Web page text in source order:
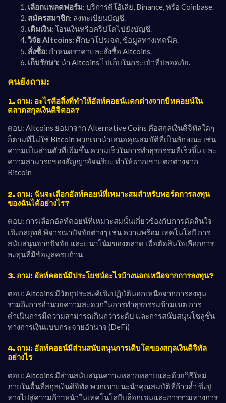
เลือกแพลตฟอร์ม: บริการดีโอ้เลีย, Binance, หรือ Coinbase.
สมัครสมาชิก: ลงทะเบียนบัญชี.
เติมเงิน: โอนเงินหรือคริปโตไปยังบัญชี.
วิจัย Altcoins: ศึกษาโปรเจค, ข้อมูลทางเทคนิค.
สั่งซื้อ: กำหนดราคาและสั่งซื้อ Altcoins.
เก็บรักษา: นำ Altcoins ไปเก็บในกระเป๋าที่ปลอดภัย.
คนยังถาม:
1. ถาม: อะไรคือสิ่งที่ทำให้อัลท์คอยน์แตกต่างจากบิทคอยน์ใน
ตลาดสกุลเงินดิจิตอล?
ตอบ: Altcoins ย่อมาจาก Alternative Coins คือสกุลเงินดิจิทัลใดๆ
ก็ตามที่ไม่ใช่ Bitcoin พวกเขานำเสนอคุณสมบัติที่เป็นลักษณะ เช่น
ความเป็นส่วนตัวที่เพิ่มขึ้น ความเร็วในการทำธุรกรรมที่เร็วขึ้น และ
ความสามารถของสัญญาอัจฉริยะ ทำให้พวกเขาแตกต่างจาก
Bitcoin
2. ถาม: ฉันจะเลือกอัลท์คอยน์ที่เหมาะสมสำหรับพอร์ตการลงทุน
ของฉันได้อย่างไร?
ตอบ: การเลือกอัลท์คอยน์ที่เหมาะสมนั้นเกี่ยวข้องกับการตัดสินใจ
เชิงกลยุทธ์ พิจารณาปัจจัยต่างๆ เช่น ความพร้อม เทคโนโลยี การ
สนับสนุนจากปัจจัย และแนวโน้มของตลาด เพื่อตัดสินใจเลือกการ
ลงทุนที่มีข้อมูลครบถ้วน
3. ถาม: อัลท์คอยน์มีประโยชน์อะไรบ้างนอกเหนือจากการลงทุน?
ตอบ: Altcoins มีวัตถุประสงค์เชิงปฏิบัตินอกเหนือจากการลงทุน
รวมถึงการอำนวยความสะดวกในการทำธุรกรรมข้ามเขต การ
ดำเนินการมีความสามารถเกินกว่าระดับ และการสนับสนุนโซลูชั่น
ทางการเงินแบบกระจายอำนาจ (DeFi)
4. ถาม: อัลท์คอยน์มีส่วนสนับสนุนการเติบโตของสกุลเงินดิจิทัล
อย่างไร
ตอบ: Altcoins มีส่วนสนับสนุนความหลากหลายและด้วยวิธีใหม่
ภายในพื้นที่สกุลเงินดิจิทัล พวกเขาแนะนำคุณสมบัติที่ก้าวล้ำ ซึ่งปู
ทางไปสู่ความก้าวหน้าในเทคโนโลยีบล็อกเชนและการรวมทางการ